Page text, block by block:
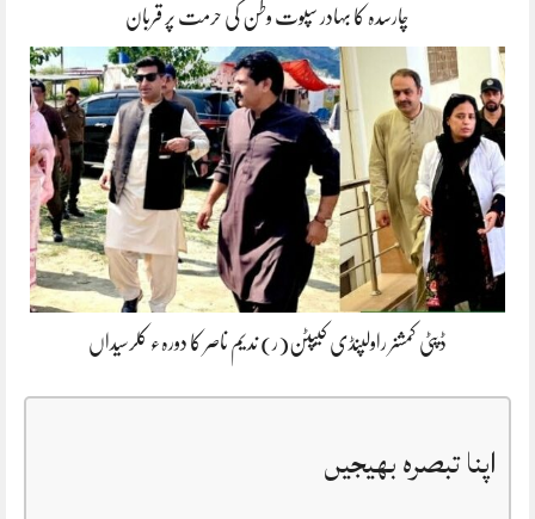
چارسدہ کا بہادر سپوت وطن کی حرمت پر قربان
ڈپٹی کمشنر راولپنڈی کیپٹن(ر) ندیم ناصر کا دورہء کلرسیداں
اپنا تبصرہ بھیجیں